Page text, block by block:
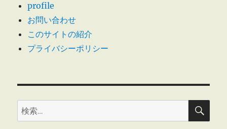
ー
ジ
り
profile
お問い合わせ
このサイトの紹介
プライバシーポリシー
検
索:
検